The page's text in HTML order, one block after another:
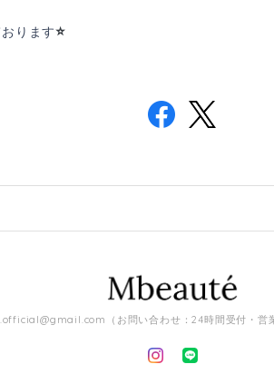
ります⭐️
（お問い合わせ：24時間受付・